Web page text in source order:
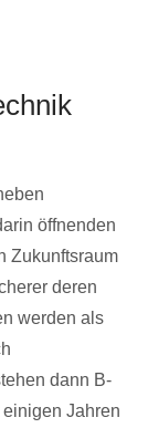
öffnenden
Zukunftsraum
deren
werden als
dann B-
Jahren